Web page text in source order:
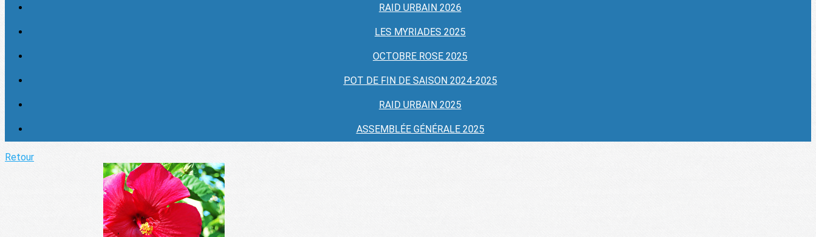
RAID URBAIN 2026
LES MYRIADES 2025
OCTOBRE ROSE 2025
POT DE FIN DE SAISON 2024-2025
RAID URBAIN 2025
ASSEMBLÉE GÉNÉRALE 2025
Retour